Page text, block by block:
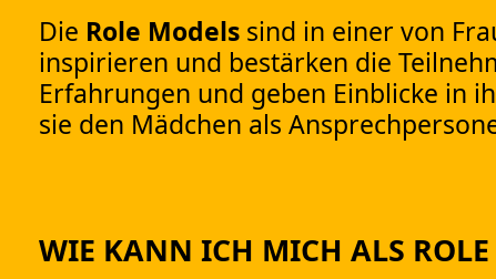
Die Role Modelssind in einer von
inspirieren und bestärken die
Erfahrungen und geben Einblicke in
sie den Mädchen als
WIE KANN ICH MICH ALS